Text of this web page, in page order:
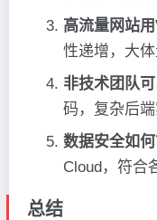
高流量网站用
性递增，大体
非技术团队可
码，复杂后端
数据安全如何
Cloud，符合
总结